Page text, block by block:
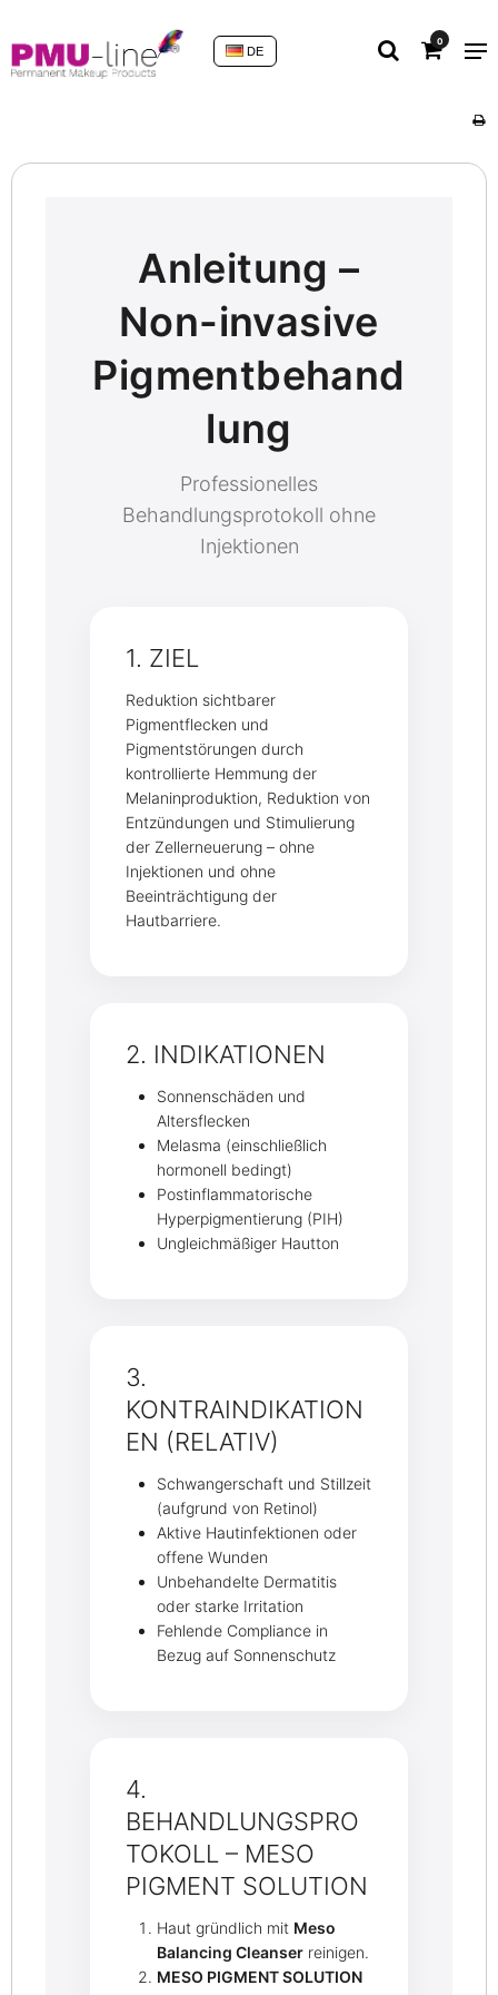
0
DE
Anleitung –
Non-invasive
Pigmentbehand
lung
Professionelles
Behandlungsprotokoll ohne
Injektionen
1. ZIEL
Reduktion sichtbarer
Pigmentflecken und
Pigmentstörungen durch
kontrollierte Hemmung der
Melaninproduktion, Reduktion von
Entzündungen und Stimulierung
der Zellerneuerung – ohne
Injektionen und ohne
Beeinträchtigung der
Hautbarriere.
2. INDIKATIONEN
Sonnenschäden und
Altersflecken
Melasma (einschließlich
hormonell bedingt)
Postinflammatorische
Hyperpigmentierung (PIH)
Ungleichmäßiger Hautton
3.
KONTRAINDIKATION
EN (RELATIV)
Schwangerschaft und Stillzeit
(aufgrund von Retinol)
Aktive Hautinfektionen oder
offene Wunden
Unbehandelte Dermatitis
oder starke Irritation
Fehlende Compliance in
Bezug auf Sonnenschutz
4.
BEHANDLUNGSPRO
TOKOLL – MESO
PIGMENT SOLUTION
Haut gründlich mit Meso
Balancing Cleanser reinigen.
MESO PIGMENT SOLUTION